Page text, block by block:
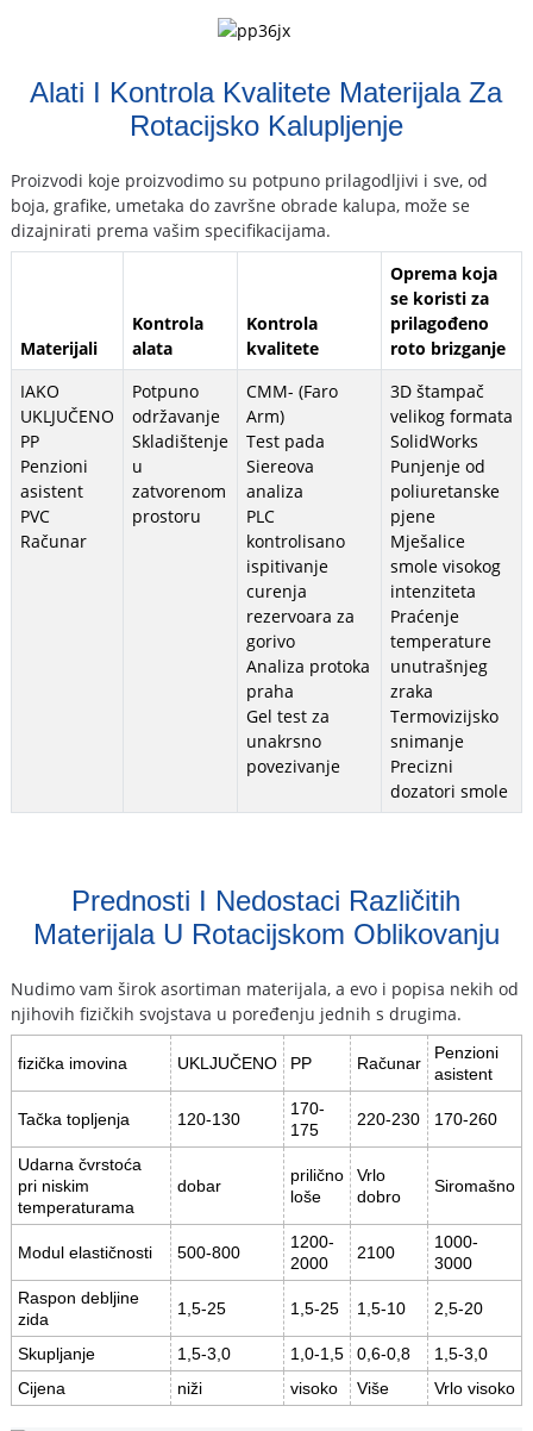
Alati I Kontrola Kvalitete Materijala Za
Rotacijsko Kalupljenje
Proizvodi koje proizvodimo su potpuno prilagodljivi i sve, od
boja, grafike, umetaka do završne obrade kalupa, može se
dizajnirati prema vašim specifikacijama.
Materijali
Kontrola
alata
Kontrola
kvalitete
Oprema koja
se koristi za
prilagođeno
roto brizganje
IAKO
UKLJUČENO
PP
Penzioni
asistent
PVC
Računar
Potpuno
održavanje
Skladištenje
u
zatvorenom
prostoru
CMM- (Faro
Arm)
Test pada
Siereova
analiza
PLC
kontrolisano
ispitivanje
curenja
rezervoara za
gorivo
Analiza protoka
praha
Gel test za
unakrsno
povezivanje
3D štampač
velikog formata
SolidWorks
Punjenje od
poliuretanske
pjene
Mješalice
smole visokog
intenziteta
Praćenje
temperature
unutrašnjeg
zraka
Termovizijsko
snimanje
Precizni
dozatori smole
Prednosti I Nedostaci Različitih
Materijala U Rotacijskom Oblikovanju
Nudimo vam širok asortiman materijala, a evo i popisa nekih od
njihovih fizičkih svojstava u poređenju jednih s drugima.
fizička imovina UKLJUČENO PP Računar
Penzioni
asistent
Tačka topljenja 120-130
170-
175
220-230 170-260
Udarna čvrstoća
pri niskim
temperaturama
dobar
prilično
loše
Vrlo
dobro
Siromašno
Modul elastičnosti 500-800
1200-
2000
2100
1000-
3000
Raspon debljine
zida
1,5-25 1,5-25 1,5-10 2,5-20
Skupljanje 1,5-3,0 1,0-1,5 0,6-0,8
1,5-3,0
Cijena
niži visoko Više Vrlo visoko